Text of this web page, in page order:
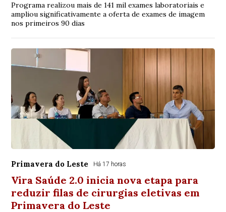
Programa realizou mais de 141 mil exames laboratoriais e
ampliou significativamente a oferta de exames de imagem
nos primeiros 90 dias
Primavera do Leste Há 17 horas
Vira Saúde 2.0 inicia nova etapa para
reduzir filas de cirurgias eletivas em
Primavera do Leste